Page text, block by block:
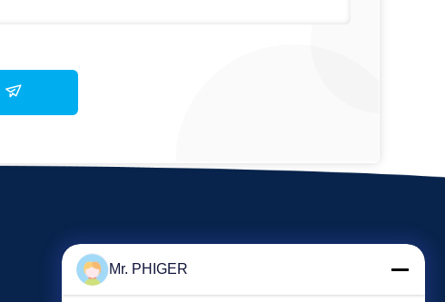
Mr. PHIGER